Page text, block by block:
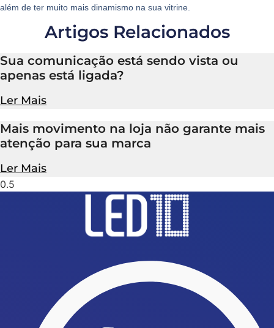
além de ter muito mais dinamismo na sua vitrine
Artigos Relacionados
Sua comunicação está sendo vista ou
apenas está ligada?
Ler Mais
Mais movimento na loja não garante mais
atenção para sua marca
Ler Mais